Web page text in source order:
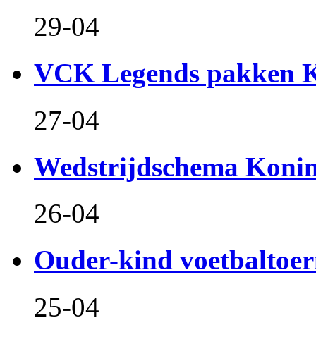
29-04
VCK Legends pakken
27-04
Wedstrijdschema
26-04
Ouder-kind
25-04